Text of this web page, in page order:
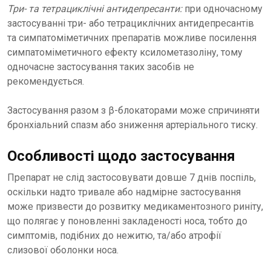
Три- та тетрациклічні антидепресанти:при одночасному
застосуванні три- або тетрациклічних антидепресантів
та симпатоміметичних препаратів можливе посилення
симпатоміметичного ефекту ксилометазоліну, тому
одночасне застосування таких засобів не
рекомендується.
Застосування разом з β-блокаторами може спричиняти
бронхіальний спазм або зниження артеріального тиску.
Особливості щодо застосування
Препарат не слід застосовувати довше 7 днів поспіль,
оскільки надто тривале або надмірне застосування
може призвести до розвитку медикаментозного риніту,
що полягає у поновленні закладеності носа, тобто до
симптомів, подібних до нежитю, та/або атрофії
слизової оболонки носа.